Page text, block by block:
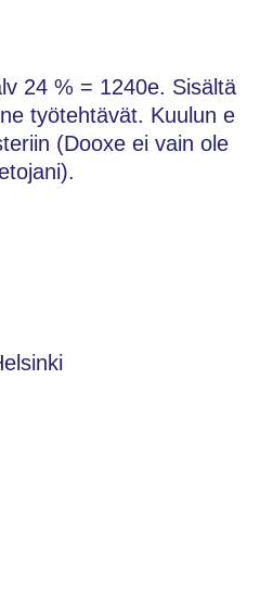
24 % = 1240e. Sisältä
työtehtävät. Kuulun e
(Dooxe ei vain ole